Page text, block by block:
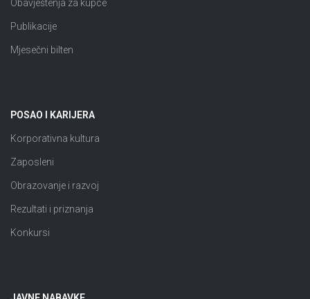
Obavještenja za kupce
Publikacije
Mjesečni bilten
POSAO I KARIJERA
Korporativna kultura
Zaposleni
Obrazovanje i razvoj
Rezultati i priznanja
Konkursi